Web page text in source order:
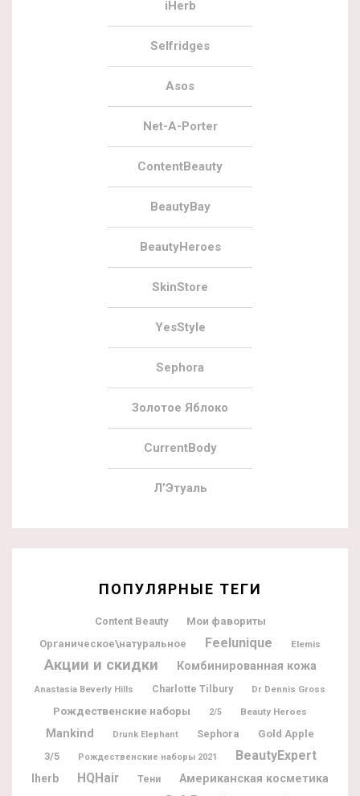
iHerb
Selfridges
Asos
Net-A-Porter
ContentBeauty
BeautyBay
BeautyHeroes
SkinStore
YesStyle
Sephora
Золотое Яблоко
CurrentBody
Л’Этуаль
ПОПУЛЯРНЫЕ ТЕГИ
Content Beauty Мои фавориты
Органическое\натуральное Feelunique Elemis
Акции и скидки Комбинированная кожа
Anastasia Beverly Hills Charlotte Tilbury Dr Dennis Gross
Рождественские наборы 2/5 Beauty Heroes
Mankind Drunk Elephant Sephora
Gold Apple
3/5
Рождественские наборы 2021 BeautyExpert
Iherb HQHair Тени Американская косметика